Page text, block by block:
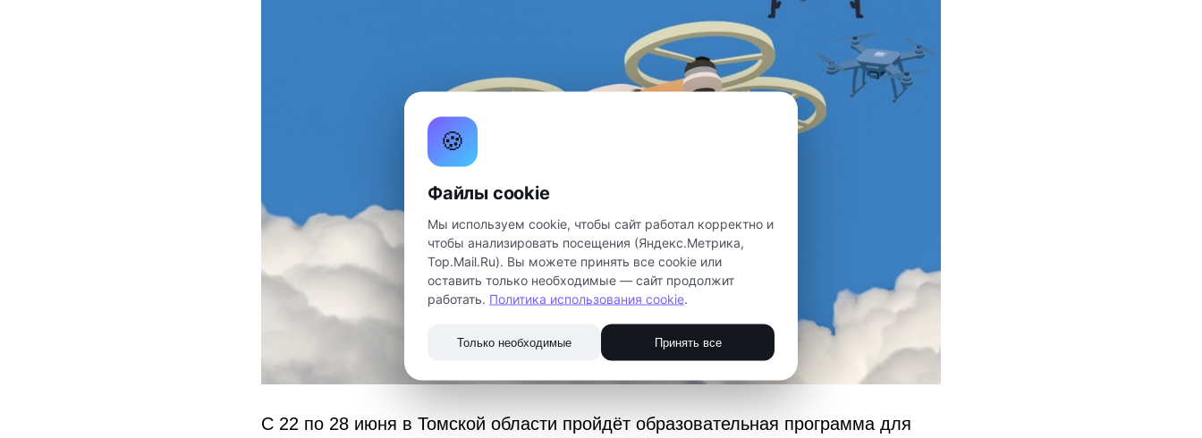
С 22 по 28 июня в Томской области пройдёт образовательная программа для
🍪
Файлы cookie
Мы используем cookie, чтобы сайт работал корректно и
чтобы анализировать посещения (Яндекс.Метрика,
Top.Mail.Ru). Вы можете принять все cookie или
оставить только необходимые — сайт продолжит
работать. Политика использования cookie
Только необходимые Принять все